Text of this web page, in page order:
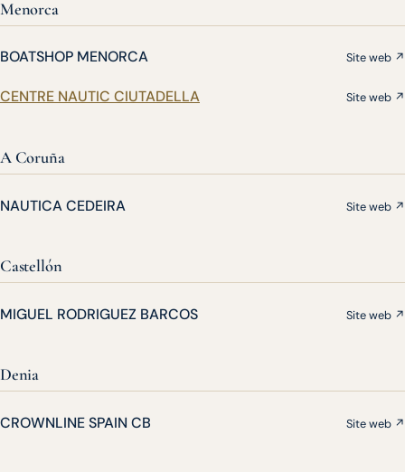
Menorca
BOATSHOP MENORCA Site web ↗
CENTRE NAUTIC CIUTADELLA Site web ↗
A Coruña
NAUTICA CEDEIRA Site web ↗
Castellón
MIGUEL RODRIGUEZ BARCOS Site web ↗
Denia
CROWNLINE SPAIN CB Site web ↗